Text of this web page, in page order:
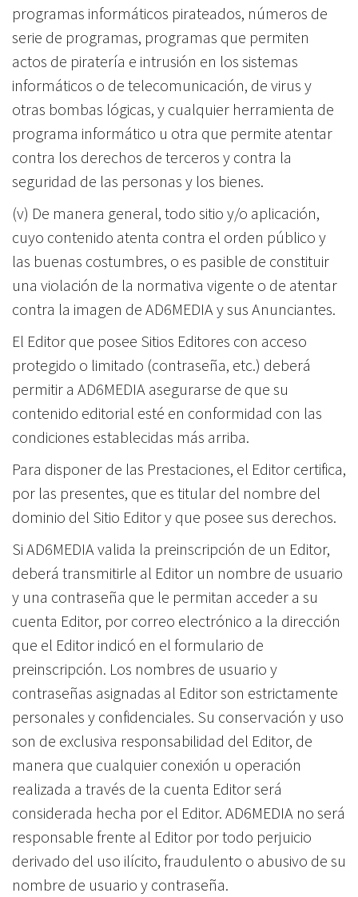
programas informáticos pirateados, números de
serie de programas, programas que permiten
actos de piratería e intrusión en los sistemas
informáticos o de telecomunicación, de virus y
otras bombas lógicas, y cualquier herramienta de
programa informático u otra que permite atentar
contra los derechos de terceros y contra la
seguridad de las personas y los bienes.
(v) De manera general, todo sitio y/o aplicación,
cuyo contenido atenta contra el orden público y
las buenas costumbres, o es pasible de constituir
una violación de la normativa vigente o de atentar
contra la imagen de AD6MEDIA y sus Anunciantes.
El Editor que posee Sitios Editores con acceso
protegido o limitado (contraseña, etc.) deberá
permitir a AD6MEDIA asegurarse de que su
contenido editorial esté en conformidad con las
condiciones establecidas más arriba.
Para disponer de las Prestaciones, el Editor certifica,
por las presentes, que es titular del nombre del
dominio del Sitio Editor y que posee sus derechos.
Si AD6MEDIA valida la preinscripción de un Editor,
deberá transmitirle al Editor un nombre de usuario
y una contraseña que le permitan acceder a su
cuenta Editor, por correo electrónico a la dirección
que el Editor indicó en el formulario de
preinscripción. Los nombres de usuario y
contraseñas asignadas al Editor son estrictamente
personales y confidenciales. Su conservación y uso
son de exclusiva responsabilidad del Editor, de
manera que cualquier conexión u operación
realizada a través de la cuenta Editor será
considerada hecha por el Editor. AD6MEDIA no será
responsable frente al Editor por todo perjuicio
derivado del uso ilícito, fraudulento o abusivo de su
nombre de usuario y contraseña.